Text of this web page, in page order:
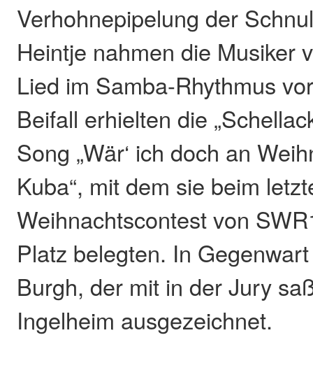
Verhohnepipelung der
Heintje nahmen die Musiker
Lied im Samba-Rhythmus
Beifall erhielten die
Song „Wär‘ ich doch an
Kuba“, mit dem sie beim
Weihnachtscontest von
Platz belegten. In
Burgh, der mit in der Jury
Ingelheim ausgezeichnet.